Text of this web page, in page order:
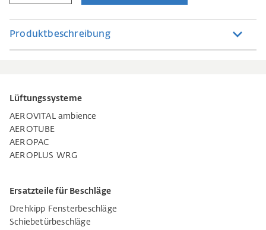
Produktbeschreibung
Lüftungssysteme
AEROVITAL ambience
AEROTUBE
AEROPAC
AEROPLUS WRG
Ersatzteile für Beschläge
Drehkipp Fensterbeschläge
Schiebetürbeschläge